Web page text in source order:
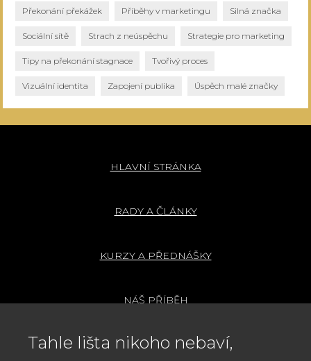
Překonání překážek Příběhy v marketingu Silná značka
Sociální sítě Strach z neúspěchu Strategie pro marketing
Tipy na překonání stagnace Tvořivý proces
Vizuální identita Zapojení publika Úspěch malé značky
HLAVNÍ STRÁNKA
RADY A ČLÁNKY
KURZY A PŘEDNÁŠKY
NÁŠ PŘÍBĚH
VOP
Tahle lišta nikoho nebaví,